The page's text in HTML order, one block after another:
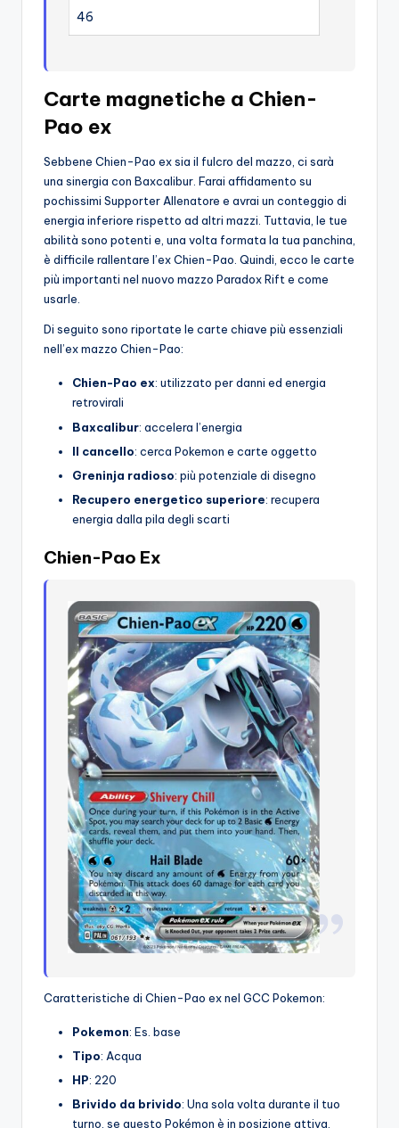
46
Carte magnetiche a Chien-
Pao ex
Sebbene Chien-Pao ex sia il fulcro del mazzo, ci sarà
una sinergia con Baxcalibur. Farai affidamento su
pochissimi Supporter Allenatore e avrai un conteggio di
energia inferiore rispetto ad altri mazzi. Tuttavia, le tue
abilità sono potenti e, una volta formata la tua panchina,
è difficile rallentare l’ex Chien-Pao. Quindi, ecco le carte
più importanti nel nuovo mazzo Paradox Rift e come
usarle.
Di seguito sono riportate le carte chiave più essenziali
nell’ex mazzo Chien-Pao:
Chien-Pao ex: utilizzato per danni ed energia
retrovirali
Baxcalibur: accelera l’energia
Il cancello: cerca Pokemon e carte oggetto
Greninja radioso: più potenziale di disegno
Recupero energetico superiore: recupera
energia dalla pila degli scarti
Chien-Pao Ex
Caratteristiche di Chien-Pao ex nel GCC Pokemon:
Pokemon: Es. base
Tipo: Acqua
HP: 220
Brivido da brivido: Una sola volta durante il tuo
turno, se questo Pokémon è in posizione attiva,